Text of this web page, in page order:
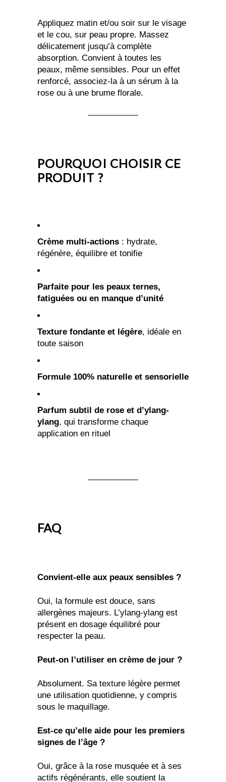
Appliquez matin et/ou soir sur le visage
et le cou, sur peau propre. Massez
délicatement jusqu’à complète
absorption. Convient à toutes les
peaux, même sensibles. Pour un effet
renforcé, associez-la à un sérum à la
rose ou à une brume florale.
POURQUOI CHOISIR CE
PRODUIT ?
Crème multi-actions : hydrate,
régénère, équilibre et tonifie
Parfaite pour les peaux ternes,
fatiguées ou en manque d’unité
Texture fondante et légère, idéale en
toute saison
Formule 100% naturelle et sensorielle
Parfum subtil de rose et d’ylang-
ylang, qui transforme chaque
application en rituel
FAQ
Convient-elle aux peaux sensibles ?
Oui, la formule est douce, sans
allergènes majeurs. L’ylang-ylang est
présent en dosage équilibré pour
respecter la peau.
Peut-on l’utiliser en crème de jour ?
Absolument. Sa texture légère permet
une utilisation quotidienne, y compris
sous le maquillage.
Est-ce qu’elle aide pour les premiers
signes de l’âge ?
Oui, grâce à la rose musquée et à ses
actifs régénérants, elle soutient la